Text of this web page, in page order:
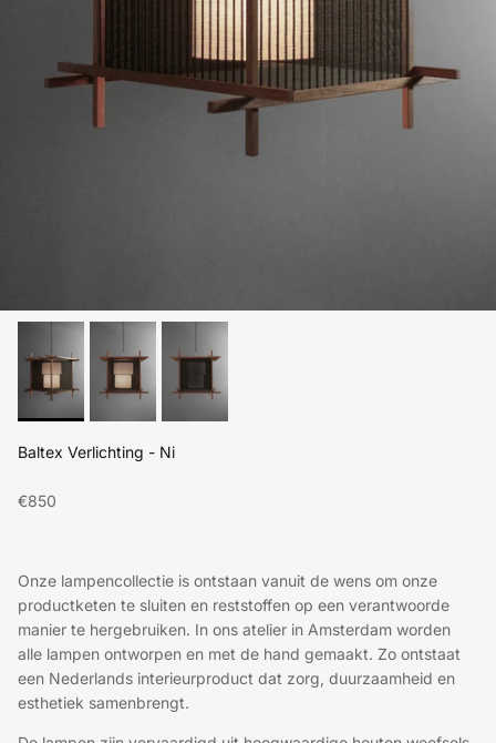
Baltex Verlichting - Ni
Reguliere prijs
€850
Onze lampencollectie is ontstaan vanuit de wens om onze
productketen te sluiten en reststoffen op een verantwoorde
manier te hergebruiken. In ons atelier in Amsterdam worden
alle lampen ontworpen en met de hand gemaakt. Zo ontstaat
een Nederlands interieurproduct dat zorg, duurzaamheid en
esthetiek samenbrengt.